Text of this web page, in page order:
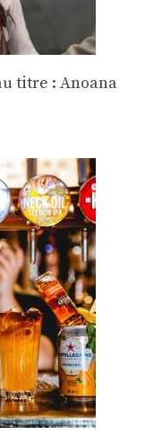
titre : Anoana